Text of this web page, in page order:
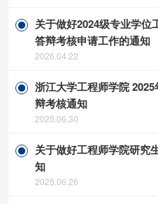
关于做好2024级专业学位
答辩考核申请工作的通知
2026.04.22
浙江大学工程师学院
辩考核通知
2025.06.30
关于做好工程师学院研究
知
2025.06.26